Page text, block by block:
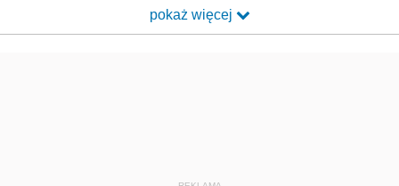
pokaż więcej